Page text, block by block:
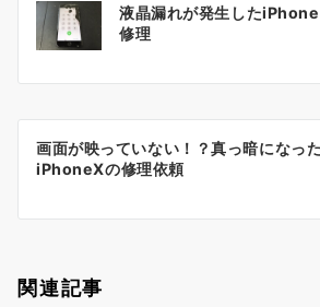
ン
液晶漏れが発生した
修理
画面が映っていない！？真っ暗になった
iPhoneXの修理依頼
関連記事